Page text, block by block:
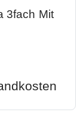
3fach Mit